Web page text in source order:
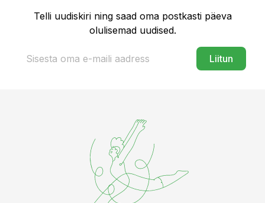
Telli uudiskiri ning saad oma postkasti päeva
olulisemad uudised.
Liitun